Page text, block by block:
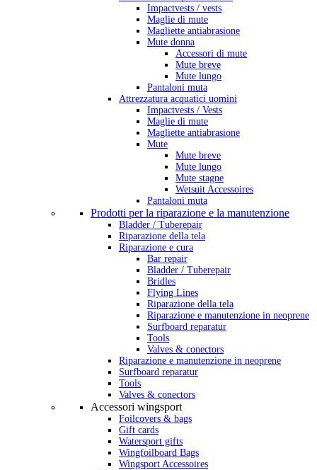
Impactvests / vests
Maglie di mute
Magliette antiabrasione
Mute donna
Accessori di mute
Mute breve
Mute lungo
Pantaloni muta
Attrezzatura acquatici uomini
Impactvests / Vests
Maglie di mute
Magliette antiabrasione
Mute
Mute breve
Mute lungo
Mute stagne
Wetsuit Accessoires
Pantaloni muta
Prodotti per la riparazione e la manutenzione
Bladder / Tuberepair
Riparazione della tela
Riparazione e cura
Bar repair
Bladder / Tuberepair
Bridles
Flying Lines
Riparazione della tela
Riparazione e manutenzione in neoprene
Surfboard reparatur
Tools
Valves & conectors
Riparazione e manutenzione in neoprene
Surfboard reparatur
Tools
Valves & conectors
Accessori wingsport
Foilcovers & bags
Gift cards
Watersport gifts
Wingfoilboard Bags
Wingsport Accessoires